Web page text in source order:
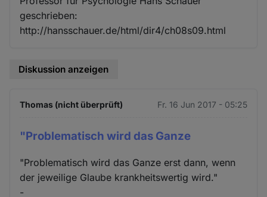
geschrieben:
http://hansschauer.de/html/dir4/ch08s09.html
Diskussion anzeigen
Thomas (nicht überprüft) Fr. 16 Jun 2017 - 05:25
"Problematisch wird das Ganze
"Problematisch wird das Ganze erst dann, wenn
der jeweilige Glaube krankheitswertig wird."
-